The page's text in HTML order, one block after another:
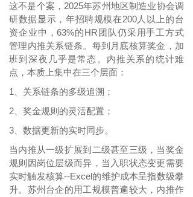
这不是个案， 2025年苏州地区制造业协会调
研数据显示，年招聘规模在200人以上的台
资企业中，63%的HR团队仍采用手工方式
管理内推关系链条。每到月底核算奖金，加
班到深夜几乎是常态。 内推关系的统计难
点，本质上集中在三个层面：
1、关系链条的多级追溯；
2、奖金规则的灵活配置；
3、数据更新的实时同步。
当内推从一级扩展到二级甚至三级，当奖金
规则因岗位层级而异，当入职状态变更需要
实时触发核算--Excel的维护成本呈指数级攀
升。 苏州台企的用工规模普遍较大，内推作